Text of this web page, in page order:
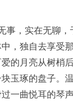
事，实在无聊，
，独自去享受
的月亮从树梢
玉琢的盘子。
一曲悦耳的琴声